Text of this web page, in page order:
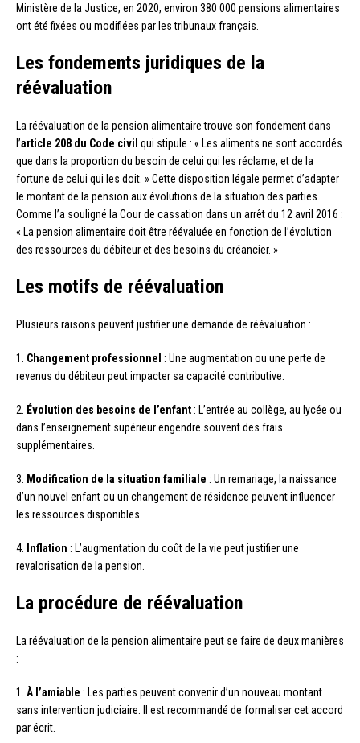
Ministère de la Justice, en 2020, environ 380 000 pensions alimentaires
ont été fixées ou modifiées par les tribunaux français.
Les fondements juridiques de la
réévaluation
La réévaluation de la pension alimentaire trouve son fondement dans
l’article 208 du Code civil qui stipule : « Les aliments ne sont accordés
que dans la proportion du besoin de celui qui les réclame, et de la
fortune de celui qui les doit. » Cette disposition légale permet d’adapter
le montant de la pension aux évolutions de la situation des parties.
Comme l’a souligné la Cour de cassation dans un arrêt du 12 avril 2016 :
« La pension alimentaire doit être réévaluée en fonction de l’évolution
des ressources du débiteur et des besoins du créancier. »
Les motifs de réévaluation
Plusieurs raisons peuvent justifier une demande de réévaluation :
1. Changement professionnel : Une augmentation ou une perte de
revenus du débiteur peut impacter sa capacité contributive.
2. Évolution des besoins de l’enfant : L’entrée au collège, au lycée ou
dans l’enseignement supérieur engendre souvent des frais
supplémentaires.
3. Modification de la situation familiale : Un remariage, la naissance
d’un nouvel enfant ou un changement de résidence peuvent influencer
les ressources disponibles.
4. Inflation : L’augmentation du coût de la vie peut justifier une
revalorisation de la pension.
La procédure de réévaluation
La réévaluation de la pension alimentaire peut se faire de deux manières
:
1. À l’amiable : Les parties peuvent convenir d’un nouveau montant
sans intervention judiciaire. Il est recommandé de formaliser cet accord
par écrit.